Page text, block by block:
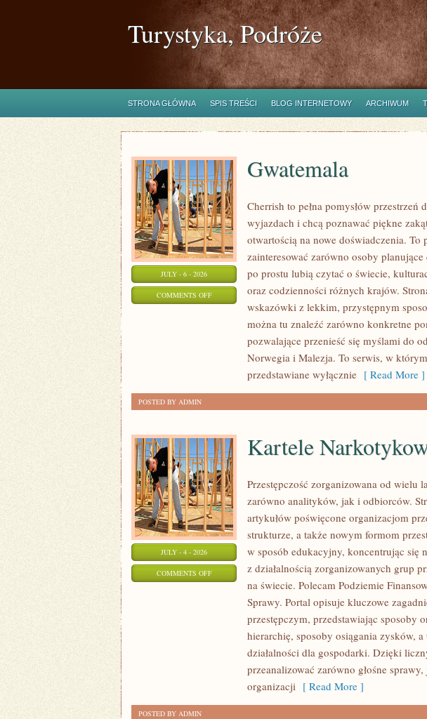
Turystyka, Podróże
STRONA GŁÓWNA SPIS TREŚCI BLOG INTERNETOWY ARCHIWUM
JULY - 6 - 2026
COMMENTS OFFON
GWATEMALA
Gwatemala
Cherrish to pełna pomysłów
wyjazdach i chcą poznawać piękne
otwartością na nowe doświadczenia.
zainteresować zarówno osoby
po prostu lubią czytać o świecie,
oraz codzienności różnych krajów.
wskazówki z lekkim, przystępnym
można tu znaleźć zarówno konkretne
pozwalające przenieść się myślami do
Norwegia i Malezja. To serwis, w
przedstawiane wyłącznie [ Read More ]
POSTED BY ADMIN
JULY - 4 - 2026
COMMENTS OFFON
NARKOTYKOWE
Kartele
Przestępczość zorganizowana od wielu
zarówno analityków, jak i odbiorców.
artykułów poświęcone organizacjom
strukturze, a także nowym formom
w sposób edukacyjny, koncentrując się
z działalnością zorganizowanych grup
na świecie. Polecam Podziemie
Sprawy. Portal opisuje kluczowe
przestępczym, przedstawiając sposoby
hierarchię, sposoby osiągania zysków,
działalności dla gospodarki. Dzięki
przeanalizować zarówno głośne
organizacji [ Read More ]
POSTED BY ADMIN